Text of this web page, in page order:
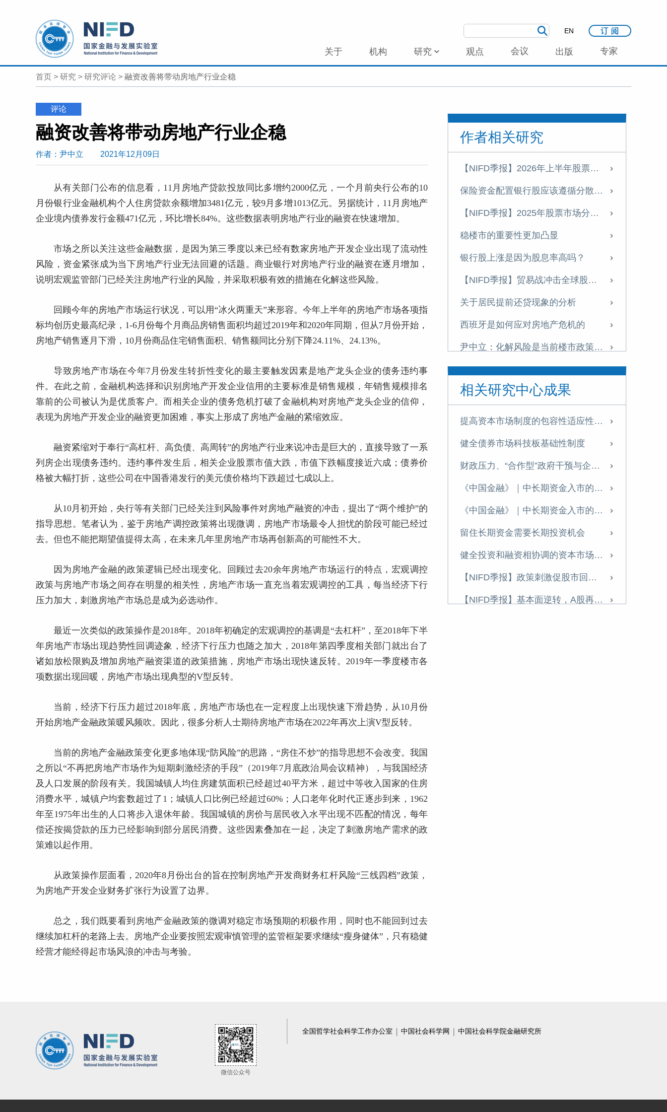
EN
关于 机构 研究 观点 会议 出版 专家
首页 > 研究 > 研究评论 > 融资改善将带动房地产行业企稳
评论
融资改善将带动房地产行业企稳
作者 ：尹中立 2021年12月09日
从有关部门公布的信息看，11月 房地产贷款投放同比多增约2000亿元，一个月前央行公布的10
月份银行业金融机构个人住房贷款余额增加3481亿元，较9月多增1013亿元。另据统计，11月房地产
企业境内债券发行金额471亿元，环比增长84%。这些数据表明房地产行业的融资在快速增加。
市场之所以关注这些金融数据，是因为第三季度以来已经有数家房地产开发企业出现了流动性
风险，资金紧张成为当下房地产行业无法回避的话题。商业银行对房地产行业的融资在逐月增加，
说明宏观监管部门已经关注房地产行业的风险，并采取积极有效的措施在化解这些风险。
回顾今年的房地产市场运行状况，可以用“冰火两重天”来形容。今年上半年的房地产市场各项指
标均创历史最高纪录，1-6月份每个月商品房销售面积均超过2019年和2020年同期，但从7月份开始，
房地产销售逐月下滑，10月份商品住宅销售面积、销售额同比分别下降24.11%、24.13%。
导致房地产市场在今年7月份发生转折性变化的最主要触发因素是地产龙头企业的债务违约事
件。在此之前，金融机构选择和识别房地产开发企业信用的主要标准是销售规模，年销售规模排名
靠前的公司被认为是优质客户。而相关企业的债务危机打破了金融机构对房地产龙头企业的信仰，
表现为房地产开发企业的融资更加困难，事实上形成了房地产金融的紧缩效应。
融资紧缩对于奉行“高杠杆、高负债、高周转”的房地产行业来说冲击是巨大的，直接导致了一系
列房企出现债务违约。违约事件发生后，相关企业股票市值大跌，市值下跌幅度接近六成；债券价
格被大幅打折，这些公司在中国香港发行的美元债价格均下跌超过七成以上。
从10月初开始，央行等有关部门已经关注到风险事件对房地产融资的冲击，提出了“两个维护”的
指导思想。笔者认为，鉴于房地产调控政策将出现微调，房地产市场最令人担忧的阶段可能已经过
去。但也不能把期望值提得太高，在未来几年里房地产市场再创新高的可能性不大。
因为房地产金融的政策逻辑已经出现变化。回顾过去20余年房地产市场运行的特点，宏观调控
政策与房地产市场之间存在明显的相关性，房地产市场一直充当着宏观调控的工具，每当经济下行
压力加大，刺激房地产市场总是成为必选动作。
最近一次类似的政策操作是2018年。2018年初确定的宏观调控的基调是“去杠杆”，至2018年下半
年房地产市场出现趋势性回调迹象，经济下行压力也随之加大，2018年第四季度相关部门就出台了
诸如放松限购及增加房地产融资渠道的政策措施，房地产市场出现快速反转。2019年一季度楼市各
项数据出现回暖，房地产市场出现典型的V型反转。
当前，经济下行压力超过2018年底，房地产市场也在一定程度上出现快速下滑趋势，从10月份
开始房地产金融政策暖风频吹。因此，很多分析人士期待房地产市场在2022年再次上演V型反转。
当前的房地产金融政策变化更多地体现“防风险”的思路，“房住不炒”的指导思想不会改变。我国
之所以“不再把房地产市场作为短期刺激经济的手段”（2019年7月底政治局会议精神），与我国经济
及人口发展的阶段有关。我国城镇人均住房建筑面积已经超过40平方米，超过中等收入国家的住房
消费水平，城镇户均套数超过了1；城镇人口比例已经超过60%；人口老年化时代正逐步到来，1962
年至1975年出生的人口将步入退休年龄。我国城镇的房价与居民收入水平出现不匹配的情况，每年
偿还按揭贷款的压力已经影响到部分居民消费。这些因素叠加在一起，决定了刺激房地产需求的政
策难以起作用。
从政策操作层面看，2020年8月份出台的旨在控制房地产开发商财务杠杆风险“三线四档”政策，
为房地产开发企业财务扩张行为设置了边界。
总之，我们既要看到房地产金融政策的微调对稳定市场预期的积极作用，同时也不能回到过去
继续加杠杆的老路上去。房地产企业要按照宏观审慎管理的监管框架要求继续“瘦身健体”，只有稳健
经营才能经得起市场风浪的冲击与考验。
作者相关研究
【NIFD季报】2026年上半年股票市场分析报告
保险资金配置银行股应该遵循分散投资的原则
【NIFD季报】2025年股票市场分析报告
稳楼市的重要性更加凸显
银行股上涨是因为股息率高吗？
【NIFD季报】贸易战冲击全球股市，银行股新高之后存隐忧——2025年第二季度股票市场
关于居民提前还贷现象的分析
西班牙是如何应对房地产危机的
尹中立：化解风险是当前楼市政策的重点任务
尹中立：关于稳定房地产市场的几点建议
尹中立：征收房地产税的难点及对策
征收房地产税的难点及对策
货币政策如何支持住房租赁业发展？
需关注股市资金的虹吸效应
相关研究中心成果
提高资本市场制度的包容性适应性是投融资综合改革的核心目标
健全债券市场科技板基础性制度
财政压力、“合作型”政府干预与企业投资
《中国金融》｜中长期资金入市的欧美经验
《中国金融》｜中长期资金入市的欧美经验
留住长期资金需要长期投资机会
健全投资和融资相协调的资本市场功能
【NIFD季报】政策刺激促股市回升 重组概念股波动加大——2024年度股票市场
【NIFD季报】基本面逆转，A股再现“井喷”——2024Q3股票市场
微信公众号
全国哲学社会科学工作办公室 中国社会科学网 中国社会科学院金融研究所